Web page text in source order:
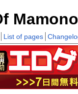
List of pages